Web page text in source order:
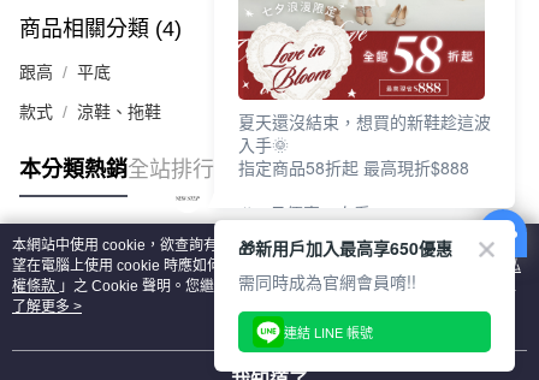
商品相關分類 (4) 查看全部
跟高 平底
款式 涼鞋、拖鞋
本分類熱銷全站排行
熱門標籤
本網站中使用 cookie，欲查詢有關本網站使用 cookie 方式之詳情，及若您不希
望在電腦上使用 cookie 時應如何變更電腦的 cookie 設定，請參閱本網站「
隱私
權條款 」之 Cookie 聲明。您繼續使用本網站即表示您同意本公司得按本網站使
用條款之 Cookie 聲明使用 cookie。
了解更多 >
夏天還沒結束，想買的新鞋趁這波
入手🌞
指定商品58折起 最高現折$888
🎉 8月優惠一次看
①LINE購物最高10%回饋
②每周限定品現折200
③指定商品58折起 最高現折$888
上班鞋、休閒鞋、涼鞋一次逛齊
好搭、出遊好走、聚會也漂亮
🎁新用戶加入最高享650優惠
需同時成為官網會員唷!!
連結 LINE 帳號